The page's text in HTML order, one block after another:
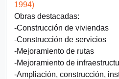
1994)
Obras destacadas:
-Construcción de viviendas
-Construcción de servicios
-Mejoramiento de rutas
-Mejoramiento de
-Ampliación, construcción,